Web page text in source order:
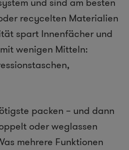
recycelten Materialien
spart Innenfächer und
wenigen Mitteln:
packen – und dann
oder weglassen
mehrere Funktionen